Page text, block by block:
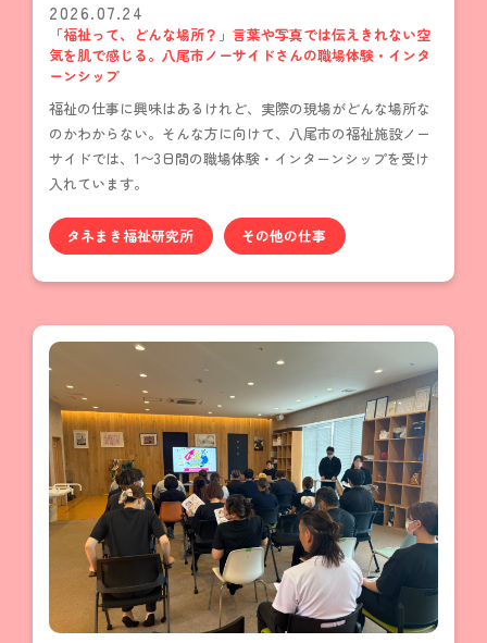
2026.07.24
「福祉って、どんな場所？」言葉や写真では伝えきれない空
気を肌で感じる。八尾市ノーサイドさんの職場体験・インタ
ーンシップ
福祉の仕事に興味はあるけれど、実際の現場がどんな場所な
のかわからない。そんな方に向けて、八尾市の福祉施設ノー
サイドでは、1〜3日間の職場体験・インターンシップを受け
入れています。
タネまき福祉研究所 その他の仕事